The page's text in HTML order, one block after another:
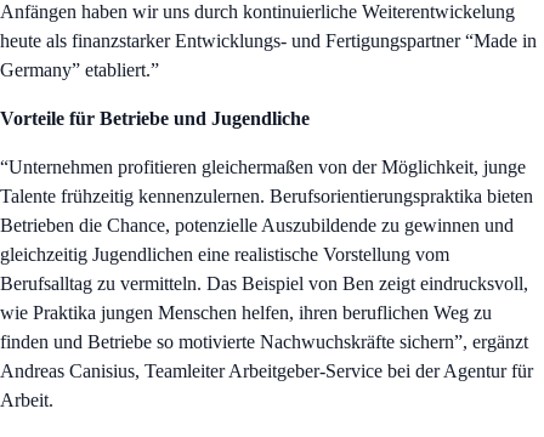
Anfängen haben wir uns durch kontinuierliche Weiterentwickelung
heute als finanzstarker Entwicklungs- und Fertigungspartner “Made in
Germany” etabliert.”
Vorteile für Betriebe und Jugendliche
“Unternehmen profitieren gleichermaßen von der Möglichkeit, junge
Talente frühzeitig kennenzulernen. Berufsorientierungspraktika bieten
Betrieben die Chance, potenzielle Auszubildende zu gewinnen und
gleichzeitig Jugendlichen eine realistische Vorstellung vom
Berufsalltag zu vermitteln. Das Beispiel von Ben zeigt eindrucksvoll,
wie Praktika jungen Menschen helfen, ihren beruflichen Weg zu
finden und Betriebe so motivierte Nachwuchskräfte sichern”, ergänzt
Andreas Canisius, Teamleiter Arbeitgeber-Service bei der Agentur für
Arbeit.